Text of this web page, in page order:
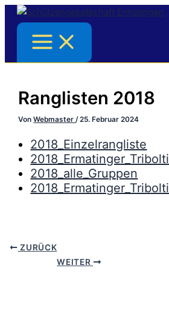
Zum
Inhalt
springen
Ranglisten 2018
VonWebmaster/25. Februar 2024
2018_Einzelrangliste
2018_alle_Gruppen
ZURÜCK
WEITER